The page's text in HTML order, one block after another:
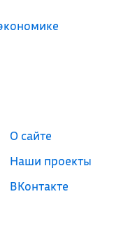
О сайте
Наши проекты
ВКонтакте